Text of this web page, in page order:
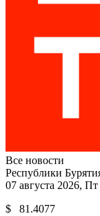
Все новости
Республики
07 августа 2026,
$ 81.4077